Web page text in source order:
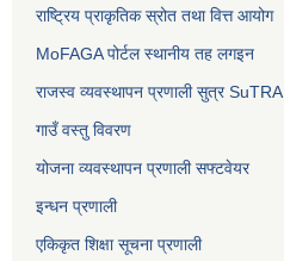
राष्ट्रिय प्राकृतिक स्रोत तथा वित्त आयोग
MoFAGA पोर्टल स्थानीय तह लगइन
राजस्व व्यवस्थापन प्रणाली सुत्र SuTRA
गाउँ वस्तु विवरण
योजना व्यवस्थापन प्रणाली सफ्टवेयर
इन्धन प्रणाली
एकिकृत शिक्षा सूचना प्रणाली